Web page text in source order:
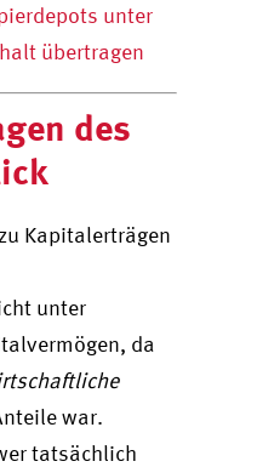
unter
übertragen
des
Kapitalerträgen
unter
da
war.
tatsächlich